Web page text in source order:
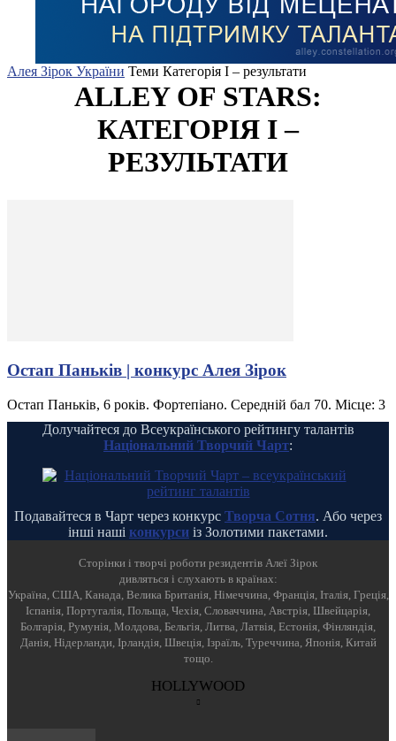
Алея Зірок України Теми Категорія I – результати
ALLEY OF STARS:
КАТЕГОРІЯ I –
РЕЗУЛЬТАТИ
Остап Паньків | конкурс Алея Зірок
Остап Паньків, 6 років. Фортепіано. Середній бал 70. Місце: 3
Долучайтеся до Всеукраїнського рейтингу талантів
Національний Творчий Чарт:
Подавайтеся в Чарт через конкурс Творча Сотня. Або через
інші наші конкурси із Золотими пакетами.
Cторінки і творчі роботи резидентів Алеї Зірок
дивляться і слухають в країнах:
Україна, США, Канада, Велика Британія, Німеччина, Франція, Італія, Греція,
Іспанія, Португалія, Польща, Чехія, Словаччина, Австрія, Швейцарія,
Болгарія, Румунія, Молдова, Бельгія, Литва, Латвія, Естонія, Фінляндія,
Данія, Нідерланди, Ірландія, Швеція, Ізраїль, Туреччина, Японія, Китай
тощо.
HOLLYWOOD